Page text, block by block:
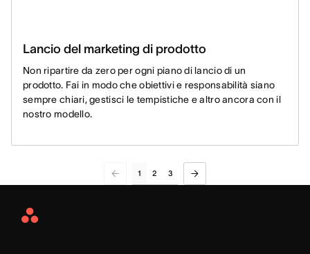
Lancio del marketing di prodotto
Non ripartire da zero per ogni piano di lancio di un
prodotto. Fai in modo che obiettivi e responsabilità siano
sempre chiari, gestisci le tempistiche e altro ancora con il
nostro modello.
1 2 3
Asana